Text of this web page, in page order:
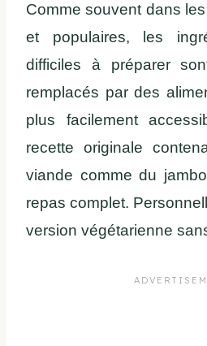
Comme souvent dans
et populaires, les
difficiles à préparer
remplacés par des
plus facilement
recette originale
viande comme du
repas complet.
version végétarienne